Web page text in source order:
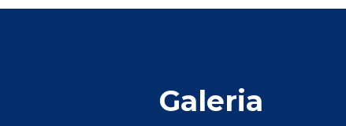
Galeria